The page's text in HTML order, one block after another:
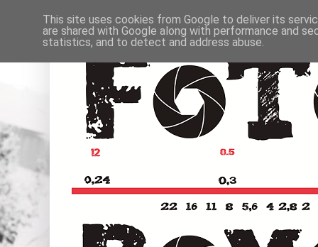
This site uses cookies from Google to deliver its
are shared with Google along with performance and
statistics, and to detect and address abuse.